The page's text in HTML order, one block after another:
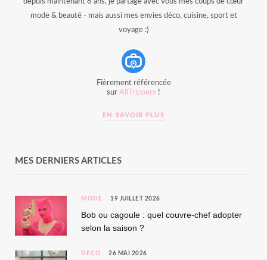
depuis maintenant 8 ans, je partage avec vous mes coups de cœur
mode & beauté - mais aussi mes envies déco, cuisine, sport et
voyage :)
Fièrement référencée
sur AllTrippers !
EN SAVOIR PLUS
MES DERNIERS ARTICLES
MODE 19 JUILLET 2026
Bob ou cagoule : quel couvre-chef adopter
selon la saison ?
DÉCO 26 MAI 2026